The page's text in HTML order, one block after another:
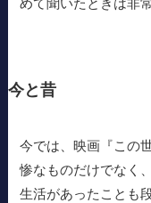
今と昔
今では、映画『この
惨なものだけでなく
生活があったことも